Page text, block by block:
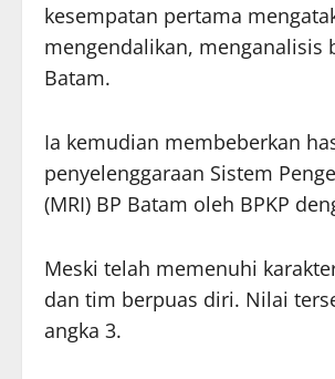
kesempatan pertama
mengendalikan, menganalisis
Batam.
Ia kemudian membeberkan
penyelenggaraan Sistem
(MRI) BP Batam oleh BPKP
Meski telah memenuhi
dan tim berpuas diri. Nilai
angka 3.